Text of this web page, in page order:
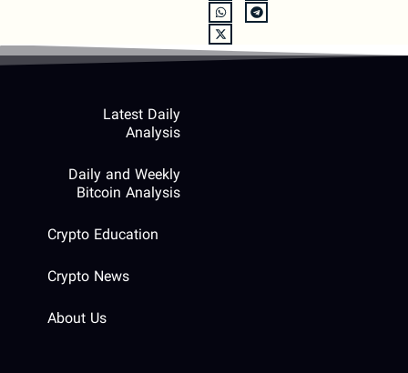
Latest Daily
Analysis
Daily and Weekly
Bitcoin Analysis
Crypto Education
Crypto News
About Us